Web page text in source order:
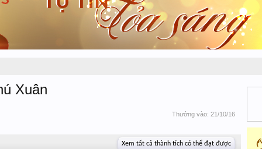
Xuân
Thưởng vào: 21/10/16
Xem tất cả thành tích có thể đạt được